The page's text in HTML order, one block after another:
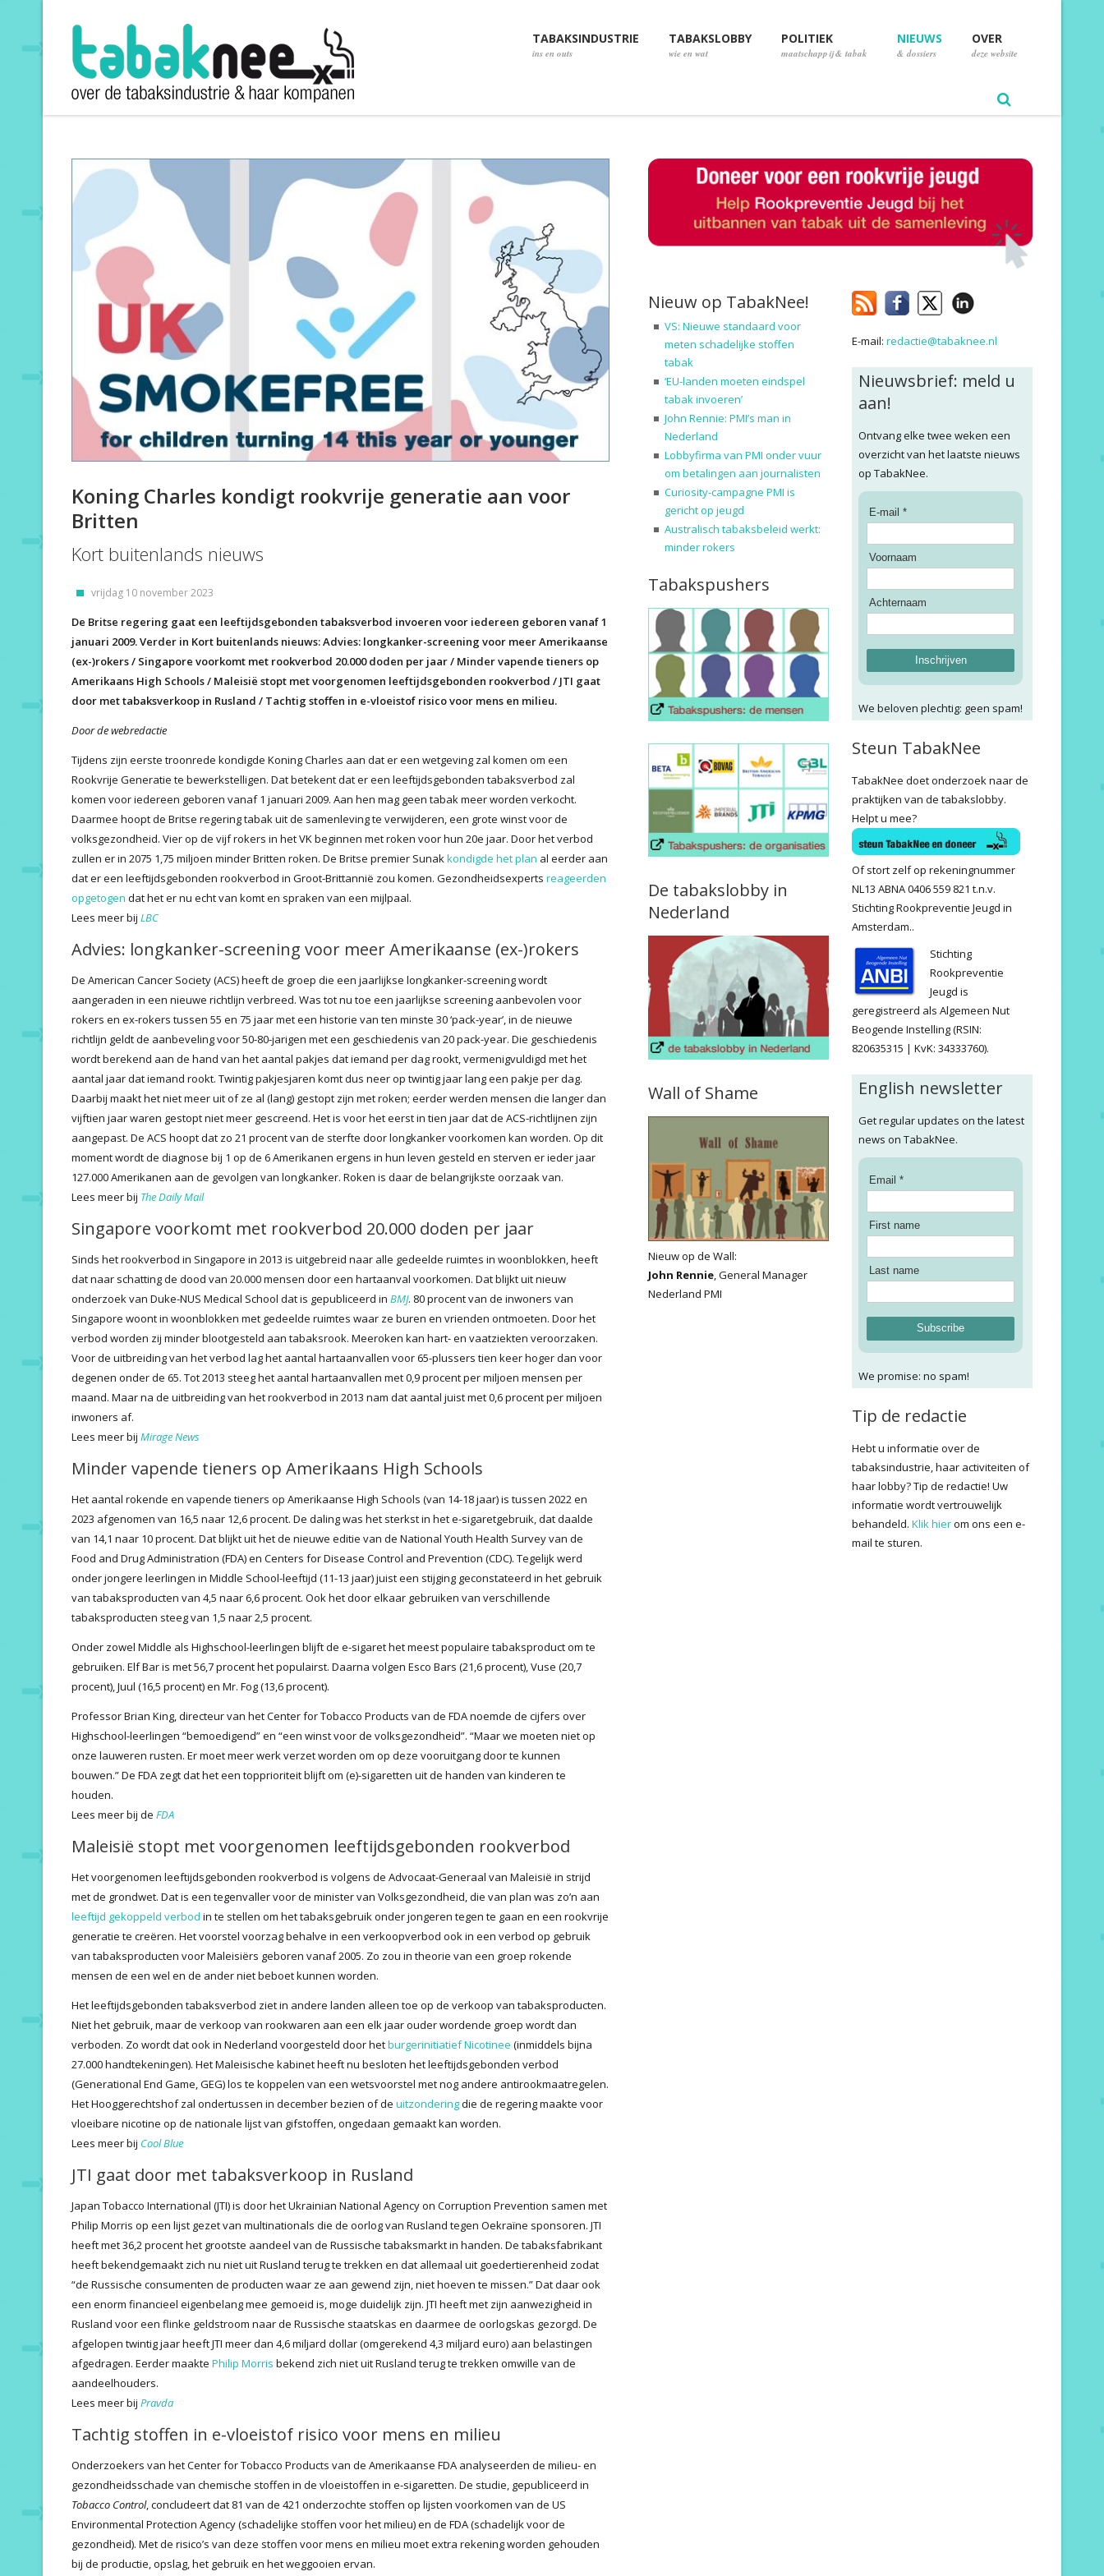
TABAKSINDUSTRIE
ins en outs
TABAKSLOBBY
wie en wat
POLITIEK
maatschappij & tabak
NIEUWS
& dossiers
OVER
deze website
Koning Charles kondigt rookvrije generatie aan voor
Britten
Kort buitenlands nieuws
vrijdag 10 november 2023
De Britse regering gaat een leeftijdsgebonden tabaksverbod invoeren voor iedereen geboren vanaf 1
januari 2009. Verder in Kort buitenlands nieuws: Advies: longkanker-screening voor meer Amerikaanse
(ex-)rokers / Singapore voorkomt met rookverbod 20.000 doden per jaar / Minder vapende tieners op
Amerikaans High Schools / Maleisië stopt met voorgenomen leeftijdsgebonden rookverbod / JTI gaat
door met tabaksverkoop in Rusland / Tachtig stoffen in e-vloeistof risico voor mens en milieu.
Door de webredactie
Tijdens zijn eerste troonrede kondigde Koning Charles aan dat er een wetgeving zal komen om een
Rookvrije Generatie te bewerkstelligen. Dat betekent dat er een leeftijdsgebonden tabaksverbod zal
komen voor iedereen geboren vanaf 1 januari 2009. Aan hen mag geen tabak meer worden verkocht.
Daarmee hoopt de Britse regering tabak uit de samenleving te verwijderen, een grote winst voor de
volksgezondheid. Vier op de vijf rokers in het VK beginnen met roken voor hun 20e jaar. Door het verbod
zullen er in 2075 1,75 miljoen minder Britten roken. De Britse premier Sunakkondigde het plan al eerder aan
dat er een leeftijdsgebonden rookverbod in Groot-Brittannië zou komen. Gezondheidsexperts reageerden
opgetogen dat het er nu echt van komt en spraken van een mijlpaal.
Lees meer bij LBC
Advies: longkanker-screening voor meer Amerikaanse (ex-)rokers
De American Cancer Society (ACS) heeft de groep die een jaarlijkse longkanker-screening wordt
aangeraden in een nieuwe richtlijn verbreed. Was tot nu toe een jaarlijkse screening aanbevolen voor
rokers en ex-rokers tussen 55 en 75 jaar met een historie van ten minste 30 ‘pack-year’, in de nieuwe
richtlijn geldt de aanbeveling voor 50-80-jarigen met een geschiedenis van 20 pack-year. Die geschiedenis
wordt berekend aan de hand van het aantal pakjes dat iemand per dag rookt, vermenigvuldigd met het
aantal jaar dat iemand rookt. Twintig pakjesjaren komt dus neer op twintig jaar lang een pakje per dag.
Daarbij maakt het niet meer uit of ze al (lang) gestopt zijn met roken; eerder werden mensen die langer dan
vijftien jaar waren gestopt niet meer gescreend. Het is voor het eerst in tien jaar dat de ACS-richtlijnen zijn
aangepast. De ACS hoopt dat zo 21 procent van de sterfte door longkanker voorkomen kan worden. Op dit
moment wordt de diagnose bij 1 op de 6 Amerikanen ergens in hun leven gesteld en sterven er ieder jaar
127.000 Amerikanen aan de gevolgen van longkanker. Roken is daar de belangrijkste oorzaak van.
Lees meer bij The Daily Mail
Singapore voorkomt met rookverbod 20.000 doden per jaar
Sinds het rookverbod in Singapore in 2013 is uitgebreid naar alle gedeelde ruimtes in woonblokken, heeft
dat naar schatting de dood van 20.000 mensen door een hartaanval voorkomen. Dat blijkt uit nieuw
onderzoek van Duke-NUS Medical School dat is gepubliceerd in BMJ. 80 procent van de inwoners van
Singapore woont in woonblokken met gedeelde ruimtes waar ze buren en vrienden ontmoeten. Door het
verbod worden zij minder blootgesteld aan tabaksrook. Meeroken kan hart- en vaatziekten veroorzaken.
Voor de uitbreiding van het verbod lag het aantal hartaanvallen voor 65-plussers tien keer hoger dan voor
degenen onder de 65. Tot 2013 steeg het aantal hartaanvallen met 0,9 procent per miljoen mensen per
maand. Maar na de uitbreiding van het rookverbod in 2013 nam dat aantal juist met 0,6 procent per miljoen
inwoners af.
Lees meer bij Mirage News
Minder vapende tieners op Amerikaans High Schools
Het aantal rokende en vapende tieners op Amerikaanse High Schools (van 14-18 jaar) is tussen 2022 en
2023 afgenomen van 16,5 naar 12,6 procent. De daling was het sterkst in het e-sigaretgebruik, dat daalde
van 14,1 naar 10 procent. Dat blijkt uit het de nieuwe editie van de National Youth Health Survey van de
Food and Drug Administration (FDA) en Centers for Disease Control and Prevention (CDC). Tegelijk werd
onder jongere leerlingen in Middle School-leeftijd (11-13 jaar) juist een stijging geconstateerd in het gebruik
van tabaksproducten van 4,5 naar 6,6 procent. Ook het door elkaar gebruiken van verschillende
tabaksproducten steeg van 1,5 naar 2,5 procent.
Onder zowel Middle als Highschool-leerlingen blijft de e-sigaret het meest populaire tabaksproduct om te
gebruiken. Elf Bar is met 56,7 procent het populairst. Daarna volgen Esco Bars (21,6 procent), Vuse (20,7
procent), Juul (16,5 procent) en Mr. Fog (13,6 procent).
Professor Brian King, directeur van het Center for Tobacco Products van de FDA noemde de cijfers over
Highschool-leerlingen “bemoedigend” en “een winst voor de volksgezondheid”. “Maar we moeten niet op
onze lauweren rusten. Er moet meer werk verzet worden om op deze vooruitgang door te kunnen
bouwen.” De FDA zegt dat het een topprioriteit blijft om (e)-sigaretten uit de handen van kinderen te
houden.
Lees meer bij de FDA
Maleisië stopt met voorgenomen leeftijdsgebonden rookverbod
Het voorgenomen leeftijdsgebonden rookverbod is volgens de Advocaat-Generaal van Maleisië in strijd
met de grondwet. Dat is een tegenvaller voor de minister van Volksgezondheid, die van plan was zo’n aan
leeftijd gekoppeld verbod in te stellen om het tabaksgebruik onder jongeren tegen te gaan en een rookvrije
generatie te creëren. Het voorstel voorzag behalve in een verkoopverbod ook in een verbod op gebruik
van tabaksproducten voor Maleisiërs geboren vanaf 2005. Zo zou in theorie van een groep rokende
mensen de een wel en de ander niet beboet kunnen worden.
Het leeftijdsgebonden tabaksverbod ziet in andere landen alleen toe op de verkoop van tabaksproducten.
Niet het gebruik, maar de verkoop van rookwaren aan een elk jaar ouder wordende groep wordt dan
verboden. Zo wordt dat ook in Nederland voorgesteld door hetburgerinitiatief Nicotinee (inmiddels bijna
27.000 handtekeningen). Het Maleisische kabinet heeft nu besloten het leeftijdsgebonden verbod
(Generational End Game, GEG) los te koppelen van een wetsvoorstel met nog andere antirookmaatregelen.
Het Hooggerechtshof zal ondertussen in december bezien of de uitzonderingdie de regering maakte voor
vloeibare nicotine op de nationale lijst van gifstoffen, ongedaan gemaakt kan worden.
Lees meer bij Cool Blue
JTI gaat door met tabaksverkoop in Rusland
Japan Tobacco International (JTI) is door het Ukrainian National Agency on Corruption Prevention samen met
Philip Morris op een lijst gezet van multinationals die de oorlog van Rusland tegen Oekraïne sponsoren. JTI
heeft met 36,2 procent het grootste aandeel van de Russische tabaksmarkt in handen. De tabaksfabrikant
heeft bekendgemaakt zich nu niet uit Rusland terug te trekken en dat allemaal uit goedertierenheid zodat
“de Russische consumenten de producten waar ze aan gewend zijn, niet hoeven te missen.” Dat daar ook
een enorm financieel eigenbelang mee gemoeid is, moge duidelijk zijn. JTI heeft met zijn aanwezigheid in
Rusland voor een flinke geldstroom naar de Russische staatskas en daarmee de oorlogskas gezorgd. De
afgelopen twintig jaar heeft JTI meer dan 4,6 miljard dollar (omgerekend 4,3 miljard euro) aan belastingen
afgedragen. Eerder maakte Philip Morris bekend zich niet uit Rusland terug te trekken omwille van de
aandeelhouders.
Lees meer bij Pravda
Tachtig stoffen in e-vloeistof risico voor mens en milieu
Onderzoekers van het Center for Tobacco Products van de Amerikaanse FDA analyseerden de milieu- en
gezondheidsschade van chemische stoffen in de vloeistoffen in e-sigaretten. De studie, gepubliceerd in
Tobacco Control, concludeert dat 81 van de 421 onderzochte stoffen op lijsten voorkomen van de US
Environmental Protection Agency (schadelijke stoffen voor het milieu) en de FDA (schadelijk voor de
gezondheid). Met de risico’s van deze stoffen voor mens en milieu moet extra rekening worden gehouden
bij de productie, opslag, het gebruik en het weggooien ervan.
Nieuw op TabakNee!
VS: Nieuwe standaard voor
meten schadelijke stoffen
tabak
‘EU-landen moeten eindspel
tabak invoeren’
John Rennie: PMI’s man in
Nederland
Lobbyfirma van PMI onder vuur
om betalingen aan journalisten
Curiosity-campagne PMI is
gericht op jeugd
Australisch tabaksbeleid werkt:
minder rokers
Tabakspushers
De tabakslobby in
Nederland
Wall of Shame
Nieuw op de Wall:
John Rennie, General Manager
Nederland PMI
E-mail:redactie@tabaknee.nl
Nieuwsbrief: meld u
aan!
Ontvang elke twee weken een
overzicht van het laatste nieuws
op TabakNee.
E-mail *
Voornaam
Achternaam
Inschrijven
We beloven plechtig: geen spam!
Steun TabakNee
TabakNee doet onderzoek naar de
praktijken van de tabakslobby.
Helpt u mee?
Of stort zelf op rekeningnummer
NL13 ABNA 0406 559 821 t.n.v.
Stichting Rookpreventie Jeugd in
Amsterdam..
Stichting
Rookpreventie
Jeugd is
geregistreerd als Algemeen Nut
Beogende Instelling (RSIN:
820635315 | KvK: 34333760).
English newsletter
Get regular updates on the latest
news on TabakNee.
Email *
First name
Last name
Subscribe
We promise: no spam!
Tip de redactie
Hebt u informatie over de
tabaksindustrie, haar activiteiten of
haar lobby? Tip de redactie! Uw
informatie wordt vertrouwelijk
behandeld.Klik hierom ons een e-
mail te sturen.